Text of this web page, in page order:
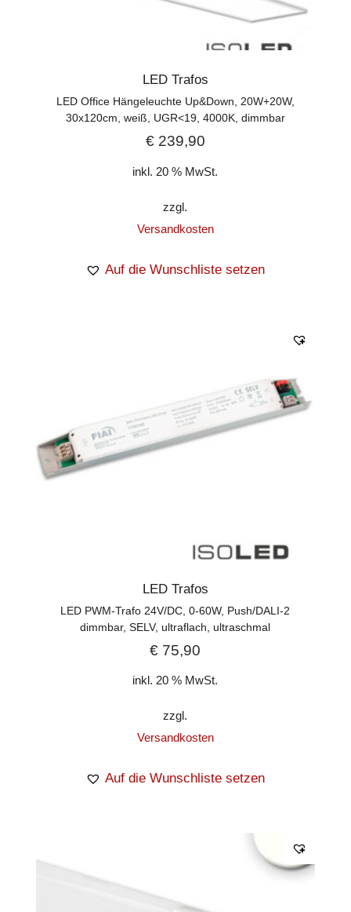
LED Trafos
LED Office Hängeleuchte Up&Down, 20W+20W,
30x120cm, weiß, UGR<19, 4000K, dimmbar
€239,90
inkl. 20 % MwSt.
zzgl.
Versandkosten
Auf die Wunschliste setzen
LED Trafos
LED PWM-Trafo 24V/DC, 0-60W, Push/DALI-2
dimmbar, SELV, ultraflach, ultraschmal
€ 75,90
inkl. 20 % MwSt.
zzgl.
Versandkosten
Auf die Wunschliste setzen